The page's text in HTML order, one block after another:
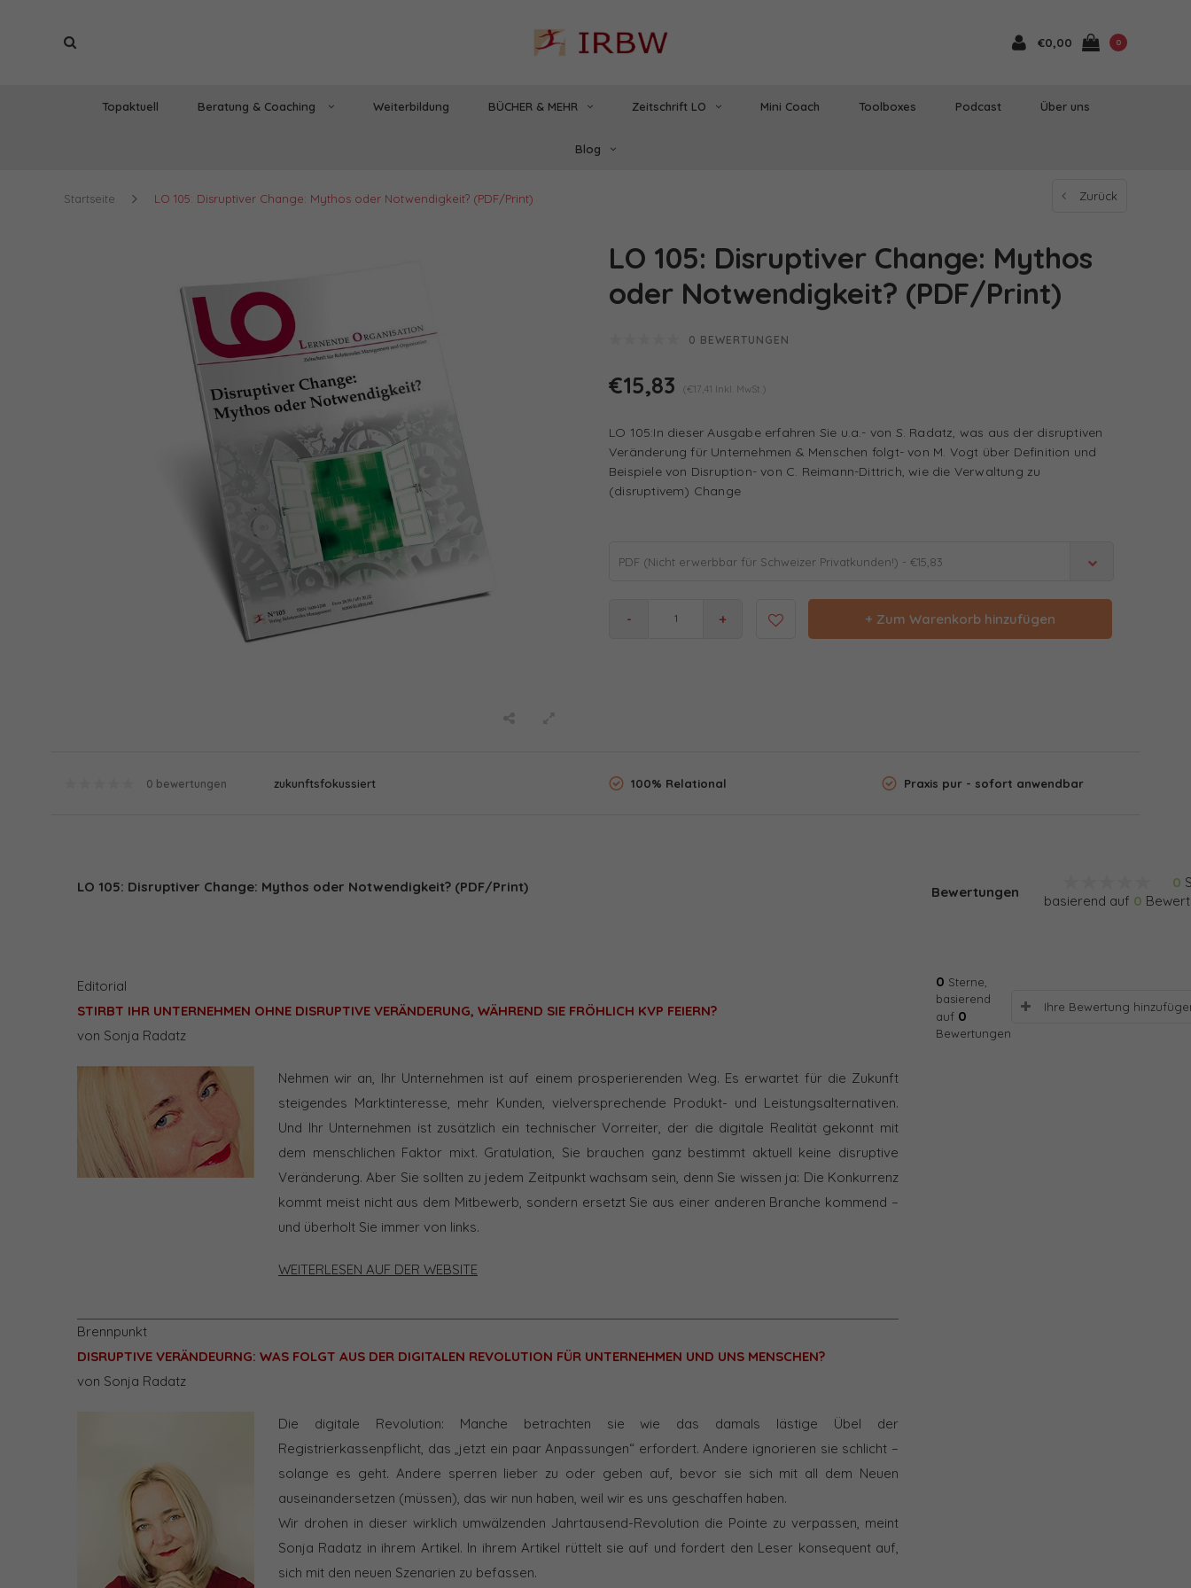
€0,00 0
Topaktuell Beratung & Coaching Weiterbildung BÜCHER & MEHR Zeitschrift LO Mini Coach Toolboxes Podcast Über uns
Blog
Startseite LO 105: Disruptiver Change: Mythos oder Notwendigkeit? (PDF/Print) Zurück
LO 105: Disruptiver Change: Mythos
oder Notwendigkeit? (PDF/Print)
0 BEWERTUNGEN
€15,83 (€17,41 Inkl. MwSt.)
LO 105:In dieser Ausgabe erfahren Sie u.a.- von S. Radatz, was aus der disruptiven
Veränderung für Unternehmen & Menschen folgt- von M. Vogt über Definition und
Beispiele von Disruption- von C. Reimann-Dittrich, wie die Verwaltung zu
(disruptivem) Change
PDF (Nicht erwerbbar für Schweizer Privatkunden!) - €15,83
- + + Zum Warenkorb hinzufügen
0 bewertungen zukunftsfokussiert 100% Relational Praxis pur - sofort anwendbar
LO 105: Disruptiver Change: Mythos oder Notwendigkeit? (PDF/Print)
Editorial
STIRBT IHR UNTERNEHMEN OHNE DISRUPTIVE VERÄNDERUNG, WÄHREND SIE FRÖHLICH KVP FEIERN?
von Sonja Radatz
Nehmen wir an, Ihr Unternehmen ist auf einem prosperierenden Weg. Es erwartet für die Zukunft
steigendes Marktinteresse, mehr Kunden, vielversprechende Produkt- und Leistungsalternativen.
Und Ihr Unternehmen ist zusätzlich ein technischer Vorreiter, der die digitale Realität gekonnt mit
dem menschlichen Faktor mixt. Gratulation, Sie brauchen ganz bestimmt aktuell keine disruptive
Veränderung. Aber Sie sollten zu jedem Zeitpunkt wachsam sein, denn Sie wissen ja: Die Konkurrenz
kommt meist nicht aus dem Mitbewerb, sondern ersetzt Sie aus einer anderen Branche kommend –
und überholt Sie immer von links.
WEITERLESEN AUF DER WEBSITE
Brennpunkt
DISRUPTIVE VERÄNDEURNG: WAS FOLGT AUS DER DIGITALEN REVOLUTION FÜR UNTERNEHMEN UND UNS MENSCHEN?
von Sonja Radatz
Die digitale Revolution: Manche betrachten sie wie das damals lästige Übel der
Registrierkassenpflicht, das „jetzt ein paar Anpassungen“ erfordert. Andere ignorieren sie schlicht –
solange es geht. Andere sperren lieber zu oder geben auf, bevor sie sich mit all dem Neuen
auseinandersetzen (müssen), das wir nun haben, weil wir es uns geschaffen haben.
Wir drohen in dieser wirklich umwälzenden Jahrtausend-Revolution die Pointe zu verpassen, meint
Sonja Radatz in ihrem Artikel. In ihrem Artikel rüttelt sie auf und fordert den Leser konsequent auf,
sich mit den neuen Szenarien zu befassen.
Bewertungen
0
basierend auf 0
0 Sterne,
basierend
auf 0
Bewertungen
Ihre Bewertung